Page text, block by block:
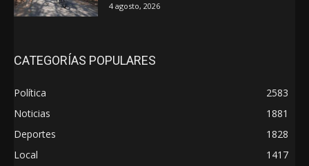
4 agosto, 2026
CATEGORÍAS POPULARES
Política
2583
Noticias
1881
Deportes
1828
Local
1417